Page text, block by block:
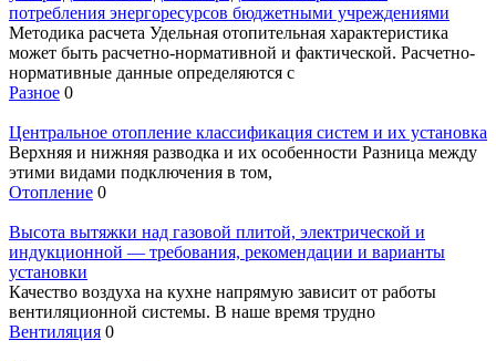
потребления энергоресурсов бюджетными учреждениями
Методика расчета Удельная отопительная характеристика
может быть расчетно-нормативной и фактической. Расчетно-
нормативные данные определяются с
Разное 0
Центральное отопление классификация систем и их установка
Верхняя и нижняя разводка и их особенности Разница между
этими видами подключения в том,
Отопление 0
Высота вытяжки над газовой плитой, электрической и
индукционной — требования, рекомендации и варианты
установки
Качество воздуха на кухне напрямую зависит от работы
вентиляционной системы. В наше время трудно
Вентиляция 0